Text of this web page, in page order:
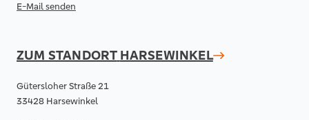
E-Mail senden
ZUM STANDORT HARSEWINKEL
Gütersloher Straße 21
33428 Harsewinkel